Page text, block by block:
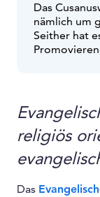
Das
nämlich um
Seither hat
religiös
Das